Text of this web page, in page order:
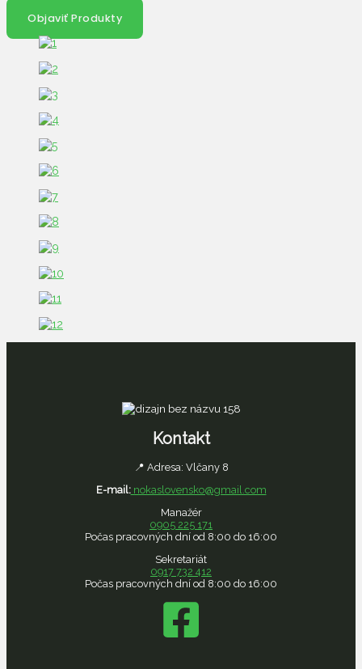
Objaviť Produkty
Kontakt
📍 Adresa: Vlčany 8
E-mail:nokaslovensko@gmail.com
Manažér
0905 225 171
Počas pracovných dní od 8:00 do 16:00
Sekretariát
0917 732 412
Počas pracovných dní od 8:00 do 16:00